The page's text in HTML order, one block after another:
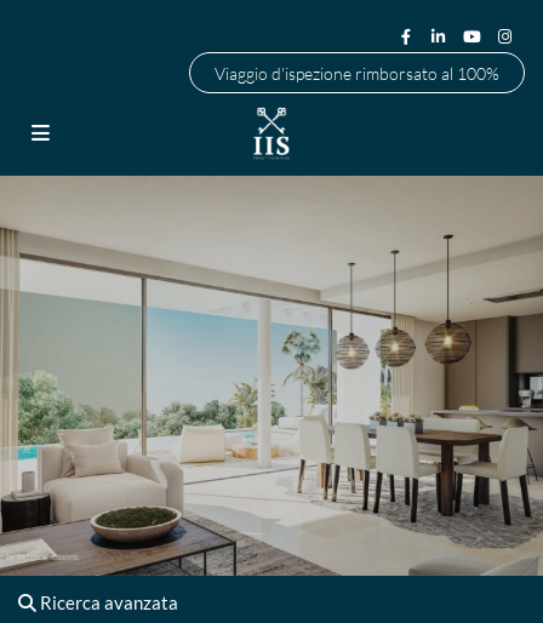
Viaggio d'ispezione rimborsato al 100%
Ricerca avanzata